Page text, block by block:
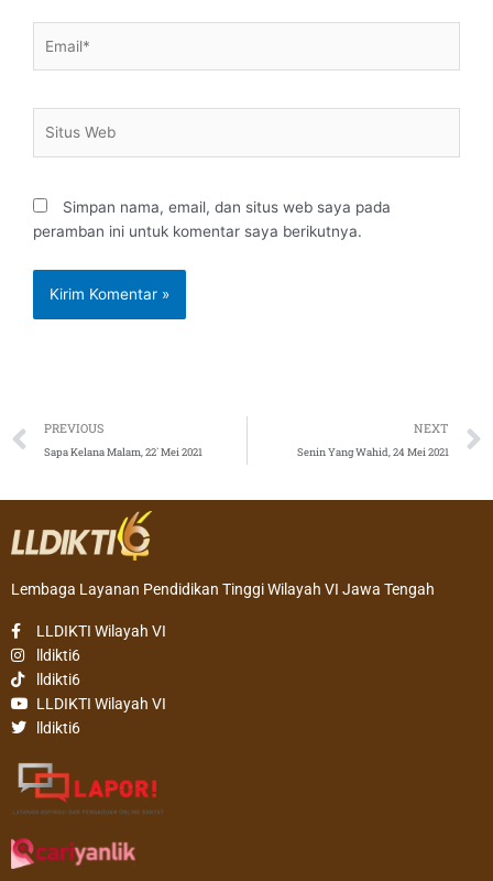
Web
Simpan nama, email, dan situs web saya pada
peramban ini untuk komentar saya berikutnya.
Prev
PREVIOUS
Sapa Kelana Malam, 22` Mei 2021
NEXT
Senin Yang Wahid, 24 Mei 2021
Lembaga Layanan Pendidikan Tinggi Wilayah VI Jawa Tengah
LLDIKTI Wilayah VI
lldikti6
lldikti6
LLDIKTI Wilayah VI
lldikti6